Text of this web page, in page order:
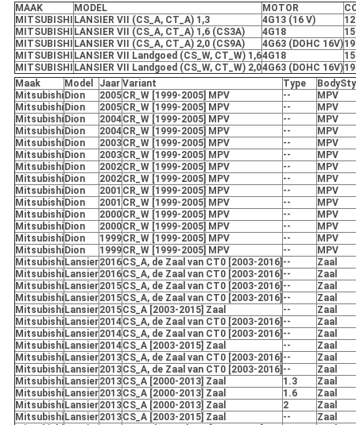
MAAK MODEL MOTOR
MITSUBISHI
LANSIER VII (CS_A, CT_A) 1,3 4G13 (16 V)
MITSUBISHI
LANSIER VII (CS_A, CT_A) 1,6 (CS3A) 4G18
MITSUBISHI
LANSIER VII (CS_A, CT_A) 2,0 (CS9A) 4G63 (DOHC 16V)
MITSUBISHI
LANSIER VII Landgoed (CS_W, CT_W) 1,64G18
MITSUBISHI
LANSIER VII Landgoed (CS_W, CT_W) 2,04G63 (DOHC 16V)
Maak
Model Jaar Variant Type
Mitsubishi Dion 2005CR_W [1999-2005] MPV --
MPV
Mitsubishi Dion 2005CR_W [1999-2005] MPV --
MPV
Mitsubishi Dion 2004CR_W [1999-2005] MPV --
MPV
Mitsubishi Dion 2004CR_W [1999-2005] MPV --
MPV
Mitsubishi Dion 2003CR_W [1999-2005] MPV --
MPV
Mitsubishi Dion 2003CR_W [1999-2005] MPV --
MPV
Mitsubishi Dion 2002CR_W [1999-2005] MPV --
MPV
Mitsubishi Dion 2002CR_W [1999-2005] MPV --
MPV
Mitsubishi Dion 2001 CR_W [1999-2005] MPV --
MPV
Mitsubishi Dion 2001 CR_W [1999-2005] MPV --
MPV
Mitsubishi Dion 2000CR_W [1999-2005] MPV --
MPV
Mitsubishi Dion 2000CR_W [1999-2005] MPV --
MPV
Mitsubishi Dion 1999CR_W [1999-2005] MPV --
MPV
Mitsubishi Dion 1999CR_W [1999-2005] MPV --
MPV
Mitsubishi Lansier2016CS_A, de Zaal van CT0 [2003-2016] --
Zaal
Mitsubishi Lansier2016CS_A, de Zaal van CT0 [2003-2016] --
Zaal
Mitsubishi Lansier2015CS_A, de Zaal van CT0 [2003-2016] --
Zaal
Mitsubishi Lansier2015CS_A, de Zaal van CT0 [2003-2016] --
Zaal
Mitsubishi Lansier2015CS_A [2003-2015] Zaal --
Zaal
Mitsubishi Lansier2014CS_A, de Zaal van CT0 [2003-2016] --
Zaal
Mitsubishi Lansier2014CS_A, de Zaal van CT0 [2003-2016] --
Zaal
Mitsubishi Lansier2014CS_A [2003-2015] Zaal --
Zaal
Mitsubishi Lansier2013CS_A, de Zaal van CT0 [2003-2016] --
Zaal
Mitsubishi Lansier2013CS_A, de Zaal van CT0 [2003-2016] --
Zaal
Mitsubishi Lansier2013CS_A [2000-2013] Zaal 1.3
Zaal
Mitsubishi Lansier2013CS_A [2000-2013] Zaal 1.6
Zaal
Mitsubishi Lansier2013CS_A [2000-2013] Zaal 2
Zaal
Mitsubishi Lansier2013CS_A [2003-2015] Zaal --
Zaal